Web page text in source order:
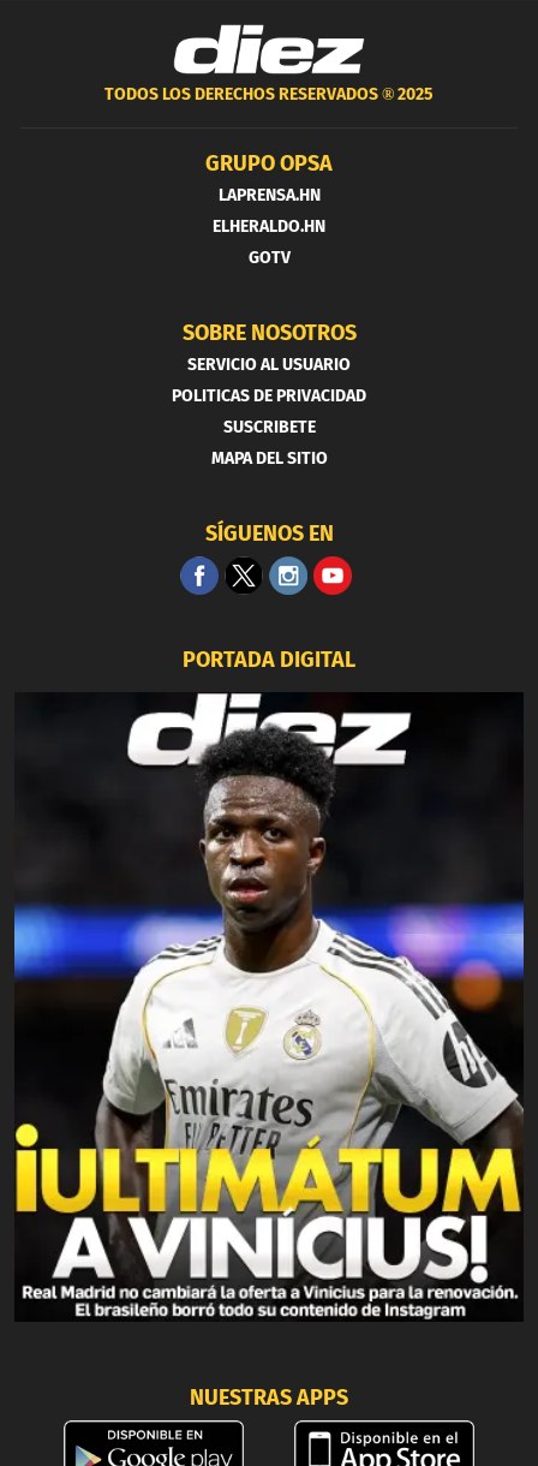
TODOS LOS DERECHOS RESERVADOS ®2025
GRUPO OPSA
LAPRENSA.HN
ELHERALDO.HN
GOTV
SOBRE NOSOTROS
SERVICIO AL USUARIO
POLITICAS DE PRIVACIDAD
SUSCRIBETE
MAPA DEL SITIO
SÍGUENOS EN
PORTADA DIGITAL
NUESTRAS APPS